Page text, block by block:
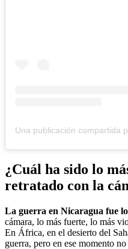
¿Cuál ha sido lo
retratado con la
La guerra en Nicaragua fue
cámara, lo más fuerte, lo más
En África, en el desierto del
guerra, pero en ese momento